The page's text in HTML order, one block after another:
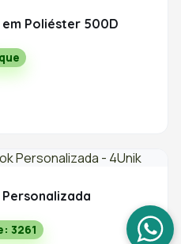
Poliéster 500D
3261